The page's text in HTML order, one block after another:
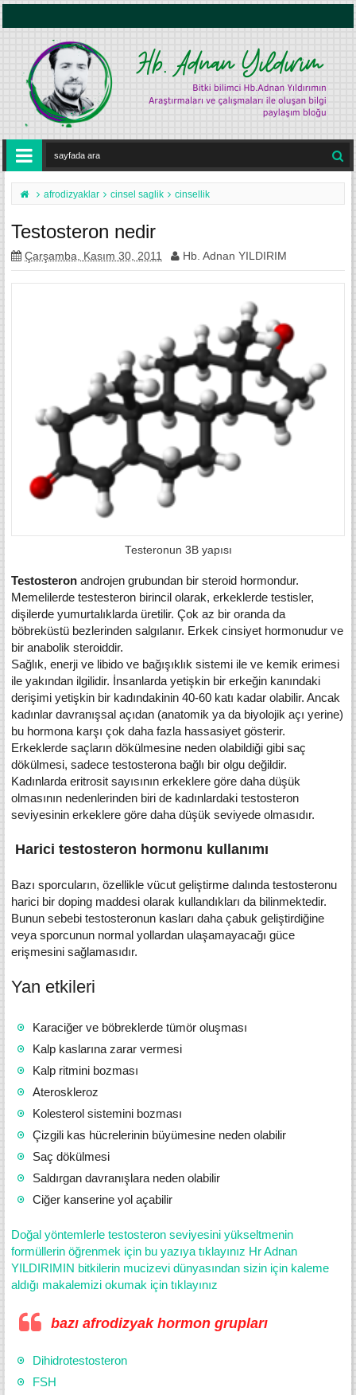
afrodizyaklar cinsel saglik cinsellik
Testosteron nedir
Çarşamba, Kasım 30, 2011 Hb. Adnan YILDIRIM
Testeronun 3B yapısı
Testosteron androjen grubundan bir steroid hormondur.
Memelilerde testesteron birincil olarak, erkeklerde testisler,
dişilerde yumurtalıklarda üretilir. Çok az bir oranda da
böbreküstü bezlerinden salgılanır. Erkek cinsiyet hormonudur ve
bir anabolik steroiddir.
Sağlık, enerji ve libido ve bağışıklık sistemi ile ve kemik erimesi
ile yakından ilgilidir. İnsanlarda yetişkin bir erkeğin kanındaki
derişimi yetişkin bir kadındakinin 40-60 katı kadar olabilir. Ancak
kadınlar davranışsal açıdan (anatomik ya da biyolojik açı yerine)
bu hormona karşı çok daha fazla hassasiyet gösterir.
Erkeklerde saçların dökülmesine neden olabildiği gibi saç
dökülmesi, sadece testosterona bağlı bir olgu değildir.
Kadınlarda eritrosit sayısının erkeklere göre daha düşük
olmasının nedenlerinden biri de kadınlardaki testosteron
seviyesinin erkeklere göre daha düşük seviyede olmasıdır.
Harici testosteron hormonu kullanımı
Bazı sporcuların, özellikle vücut geliştirme dalında testosteronu
harici bir doping maddesi olarak kullandıkları da bilinmektedir.
Bunun sebebi testosteronun kasları daha çabuk geliştirdiğine
veya sporcunun normal yollardan ulaşamayacağı güce
erişmesini sağlamasıdır.
Yan etkileri
Karaciğer ve böbreklerde tümör oluşması
Kalp kaslarına zarar vermesi
Kalp ritmini bozması
Ateroskleroz
Kolesterol sistemini bozması
Çizgili kas hücrelerinin büyümesine neden olabilir
Saç dökülmesi
Saldırgan davranışlara neden olabilir
Ciğer kanserine yol açabilir
Doğal yöntemlerle testosteron seviyesini yükseltmenin
formüllerin öğrenmek için bu yazıya tıklayınız Hr Adnan
YILDIRIMIN bitkilerin mucizevi dünyasından sizin için kaleme
aldığı makalemizi okumak için tıklayınız
bazı afrodizyak hormon grupları
Dihidrotestosteron
FSH